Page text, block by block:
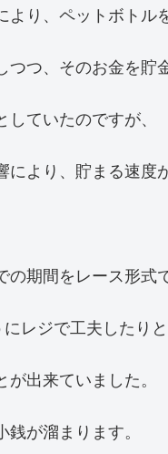
より、ペットボトル
つつ、そのお金を貯
ていたのですが、
より、貯まる速度
期間をレース形式
レジで工夫したりと
出来ていました。
が溜まります。